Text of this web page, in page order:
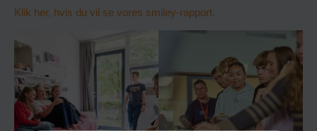
Klik her, hvis du vil se vores smiley-rapport.